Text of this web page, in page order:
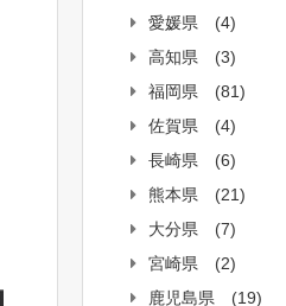
愛媛県
(4)
高知県
(3)
福岡県
(81)
佐賀県
(4)
長崎県
(6)
熊本県
(21)
大分県
(7)
宮崎県
(2)
鹿児島県
(19)